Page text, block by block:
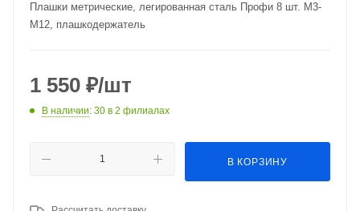
Плашки метрические, легированная сталь Профи 8 шт. М3-
М12, плашкодержатель
1 550 ₽/шт
В наличии: 30 в 2 филиалах
В КОРЗИНУ